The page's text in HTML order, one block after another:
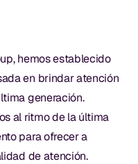
hemos establecido
en brindar atención
generación.
al ritmo de la última
para ofrecer a
de atención.